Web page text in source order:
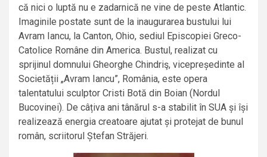
că nici o luptă nu e zadarnică ne vine de peste Atlantic.
Imaginile postate sunt de la inaugurarea bustului lui
Avram Iancu, la Canton, Ohio, sediul Episcopiei Greco-
Catolice Române din America. Bustul, realizat cu
sprijinul domnului Gheorghe Chindriş, vicepreședinte al
Societății „Avram Iancu”, România, este opera
talentatului sculptor Cristi Botă din Boian (Nordul
Bucovinei). De câțiva ani tânărul s-a stabilit în SUA și își
realizează energia creatoare ajutat și protejat de bunul
român, scriitorul Ștefan Străjeri.